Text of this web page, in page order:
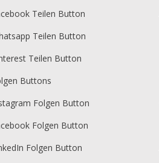
Teilen Button
Teilen Button
Teilen Button
Buttons
Folgen Button
Folgen Button
Folgen Button